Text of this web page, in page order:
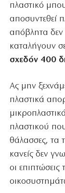
πλαστικό
αποσυντεθεί
απόβλητα δεν
καταλήγουν
σχεδόν 400
Ας μην
πλαστικά
πλαστικού
θάλασσες, τα
κανείς δεν
οι